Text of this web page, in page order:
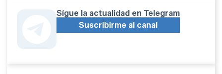
Sígue la actualidad en Telegram
Suscribirme al canal